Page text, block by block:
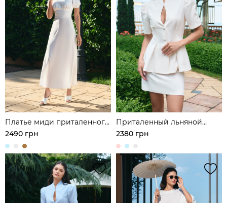
Платье миди приталенного
кроя
2490 грн
Приталенный льняной
жакет с акцентной талией
2380 грн